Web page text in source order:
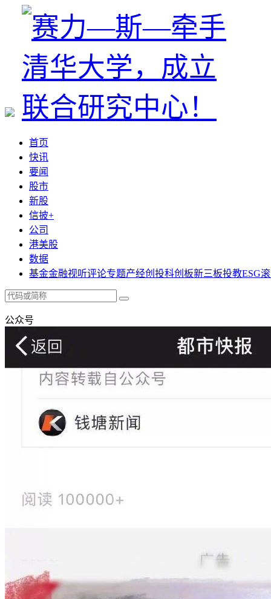
首页
快讯
要闻
股市
新股
信披+
公司
港美股
数据
基金金融视听评论专题产经创投科创板新三板投教ESG
公众号